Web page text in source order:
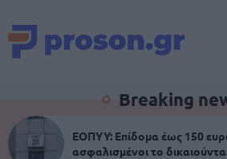
Breaking
ΕΟΠΥΥ: Επίδομα έως 150
ασφαλισμένοι το